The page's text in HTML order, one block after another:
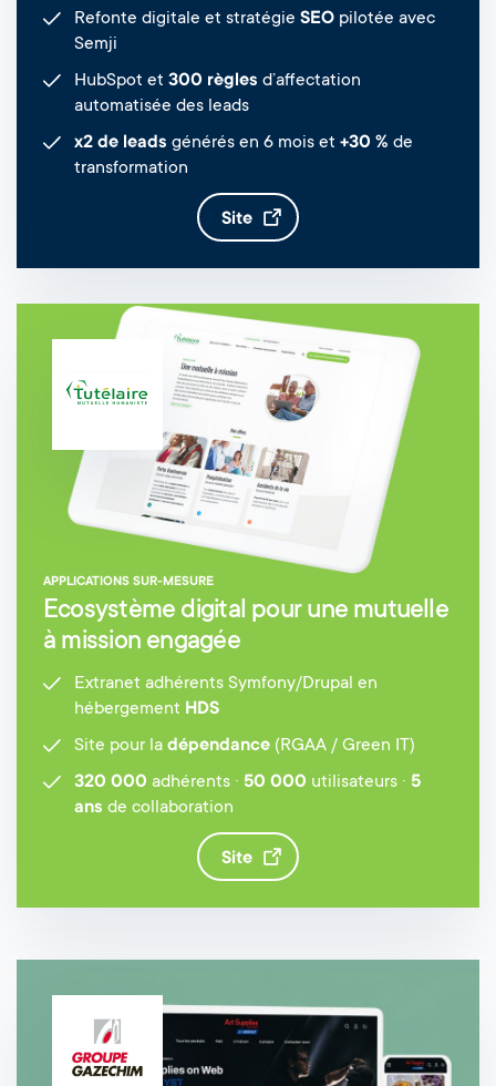
Refonte digitale et stratégie SEO pilotée avec
Semji
HubSpot et 300 règles d’affectation
automatisée des leads
x2 de leads générés en 6 mois et +30 % de
transformation
site
APPLICATIONS SUR-MESURE
Ecosystème digital pour une mutuelle
à mission engagée
Extranet adhérents Symfony/Drupal en
hébergement HDS
Site pour la dépendance (RGAA / Green IT)
320 000 adhérents · 50 000 utilisateurs · 5
ans de collaboration
site